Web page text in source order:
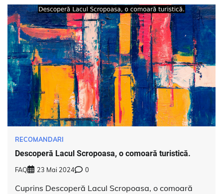
RECOMANDARI
Descoperă Lacul Scropoasa, o comoară turistică.
FAQ 23 Mai 2024 0
Cuprins Descoperă Lacul Scropoasa, o comoară